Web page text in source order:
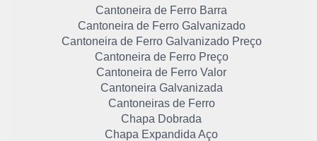
Cantoneira de Ferro Barra
Cantoneira de Ferro Galvanizado
Cantoneira de Ferro Galvanizado Preço
Cantoneira de Ferro Preço
Cantoneira de Ferro Valor
Cantoneira Galvanizada
Cantoneiras de Ferro
Chapa Dobrada
Chapa Expandida Aço